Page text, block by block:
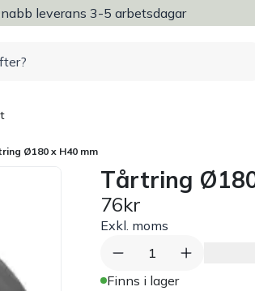
leverans 3-5 arbetsdagar
Ø180 x H40 mm
Tårtring
76kr
Exkl. moms
1
Finns i lager